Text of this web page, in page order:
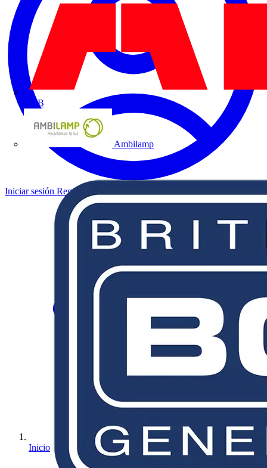
ABB
Ambilamp
Iniciar sesión Registrarse
Inicio